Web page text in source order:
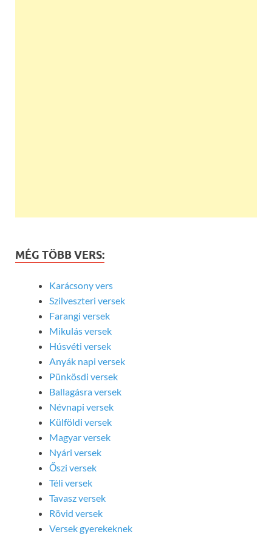
MÉG TÖBB VERS:
Karácsony vers
Szilveszteri versek
Farangi versek
Mikulás versek
Húsvéti versek
Anyák napi versek
Pünkösdi versek
Ballagásra versek
Névnapi versek
Külföldi versek
Magyar versek
Nyári versek
Őszi versek
Téli versek
Tavasz versek
Rövid versek
Versek gyerekeknek